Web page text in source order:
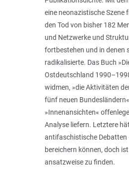
eine neonazistische Szene
den Tod von bisher 182
und Netzwerke und
fortbestehen und in denen
radikalisierte. Das Buch
Ostdeutschland
widmen, »die Aktivitäten
fünf neuen
»Innenansichten«
Analyse liefern. Letztere
antifaschistische Debatten
bereichern können, doch
ansatzweise zu finden.